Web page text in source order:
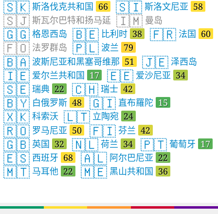
🇸🇰 斯洛伐克共和国 66 🇸🇮 斯洛文尼亚 58
🇸🇯 斯瓦尔巴特和扬马延 🇮🇲 曼岛
🇬🇬 格恩西岛 🇧🇪 比利时 38 🇫🇷 法国 60
🇫🇴 法罗群岛 🇵🇱 波兰 79
🇧🇦 波斯尼亚和黑塞哥维那 51 🇯🇪 泽西岛
🇮🇪 爱尔兰共和国 17 🇪🇪 爱沙尼亚 34
🇸🇪 瑞典 22 🇨🇭 瑞士 42
🇧🇾 白俄罗斯 48 🇬🇮 直布羅陀 15
🇽🇰 科索沃 🇱🇹 立陶宛 24
🇷🇴 罗马尼亚 50 🇫🇮 芬兰 42
🇬🇧 英国 32 🇳🇱 荷兰 34 🇵🇹 葡萄牙 17
🇪🇸 西班牙 68 🇦🇱 阿尔巴尼亚 22
🇲🇹 马耳他 22 🇲🇪 黑山共和国 36